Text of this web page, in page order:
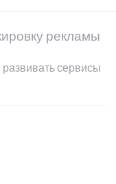
рекламы